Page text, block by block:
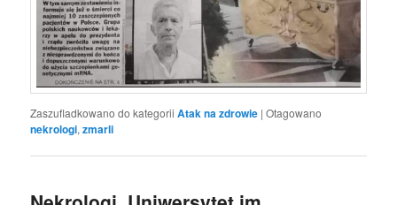
Zaszufladkowano do kategorii Atak na zdrowie |Otagowano
nekrologi,zmarli